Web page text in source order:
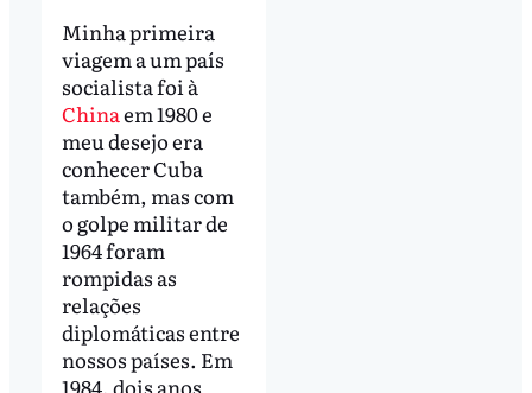
Minha primeira
viagem a um país
socialista foi à
Chinaem 1980 e
meu desejo era
conhecer Cuba
também, mas com
o golpe militar de
1964 foram
rompidas as
relações
diplomáticas entre
nossos países. Em
1984, dois anos